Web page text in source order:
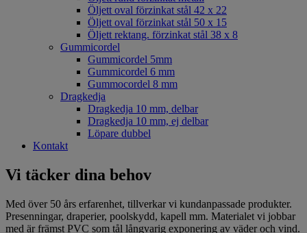
Öljett oval förzinkat stål 42 x 22
Öljett oval förzinkat stål 50 x 15
Öljett rektang. förzinkat stål 38 x 8
Gummicordel
Gummicordel 5mm
Gummicordel 6 mm
Gummocordel 8 mm
Dragkedja
Dragkedja 10 mm, delbar
Dragkedja 10 mm, ej delbar
Löpare dubbel
Kontakt
Vi täcker dina behov
Med över 50 års erfarenhet, tillverkar vi kundanpassade produkter.
Presenningar, draperier, poolskydd, kapell mm. Materialet vi jobbar
med är främst PVC som tål långvarig exponering av väder och vind.